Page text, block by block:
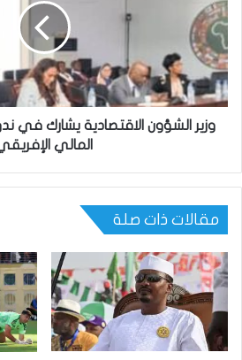
وزير الشؤون الاقتصادية يشارك في
المالي
مقالات ذات صلة